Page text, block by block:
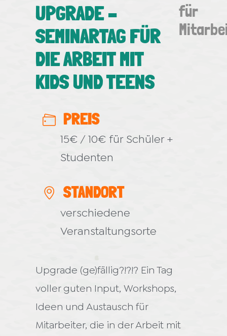
UPGRADE –
SEMINARTAG FÜR
DIE ARBEIT MIT
KIDS UND TEENS
für
PREIS
15€ / 10€ für Schüler +
Studenten
STANDORT
verschiedene
Veranstaltungsorte
Upgrade (ge)fällig?!?!? Ein Tag
voller guten Input, Workshops,
Ideen und Austausch für
Mitarbeiter, die in der Arbeit mit